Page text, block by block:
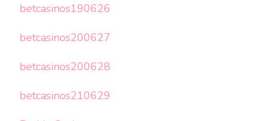
betcasinos190626
betcasinos200627
betcasinos200628
betcasinos210629